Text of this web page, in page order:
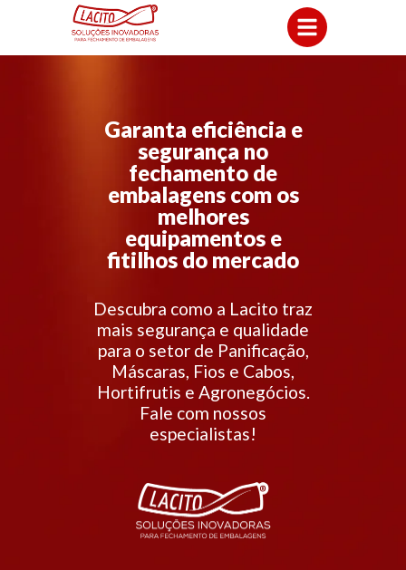
Garanta eficiência e
segurança no
fechamento de
embalagens com os
melhores
equipamentos e
fitilhos do mercado
Descubra como a Lacito traz
mais segurança e qualidade
para o setor de Panificação,
Máscaras, Fios e Cabos,
Hortifrutis e Agronegócios.
Fale com nossos
especialistas!